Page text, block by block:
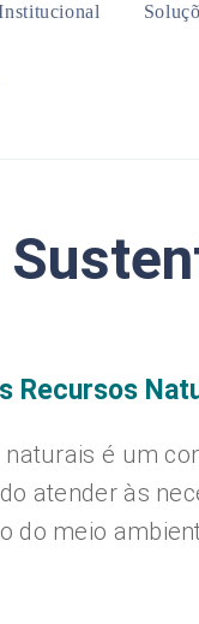
Recursos
é um
atender às
do meio